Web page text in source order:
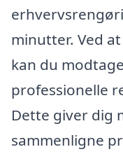
minutter. Ved
kan du
professionelle
Dette giver dig
sammenligne